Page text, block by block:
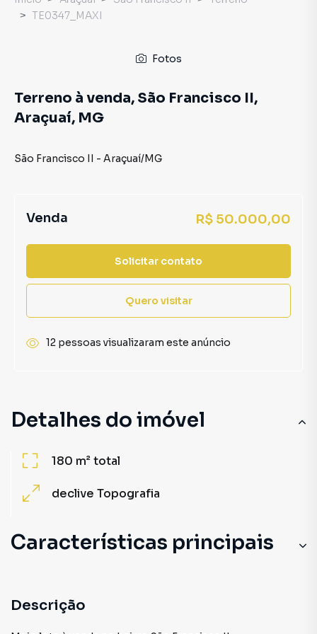
Detalhes do imóvel
180 m²total
declive Topografia
Características principais
Descrição
TE0347_MAXI
Fotos
Terreno à venda, São Francisco II,
Araçuaí, MG
São Francisco II - Araçuaí/MG
Venda R$ 50.000,00
Solicitar contato
Quero visitar
12 pessoas visualizaram este anúncio